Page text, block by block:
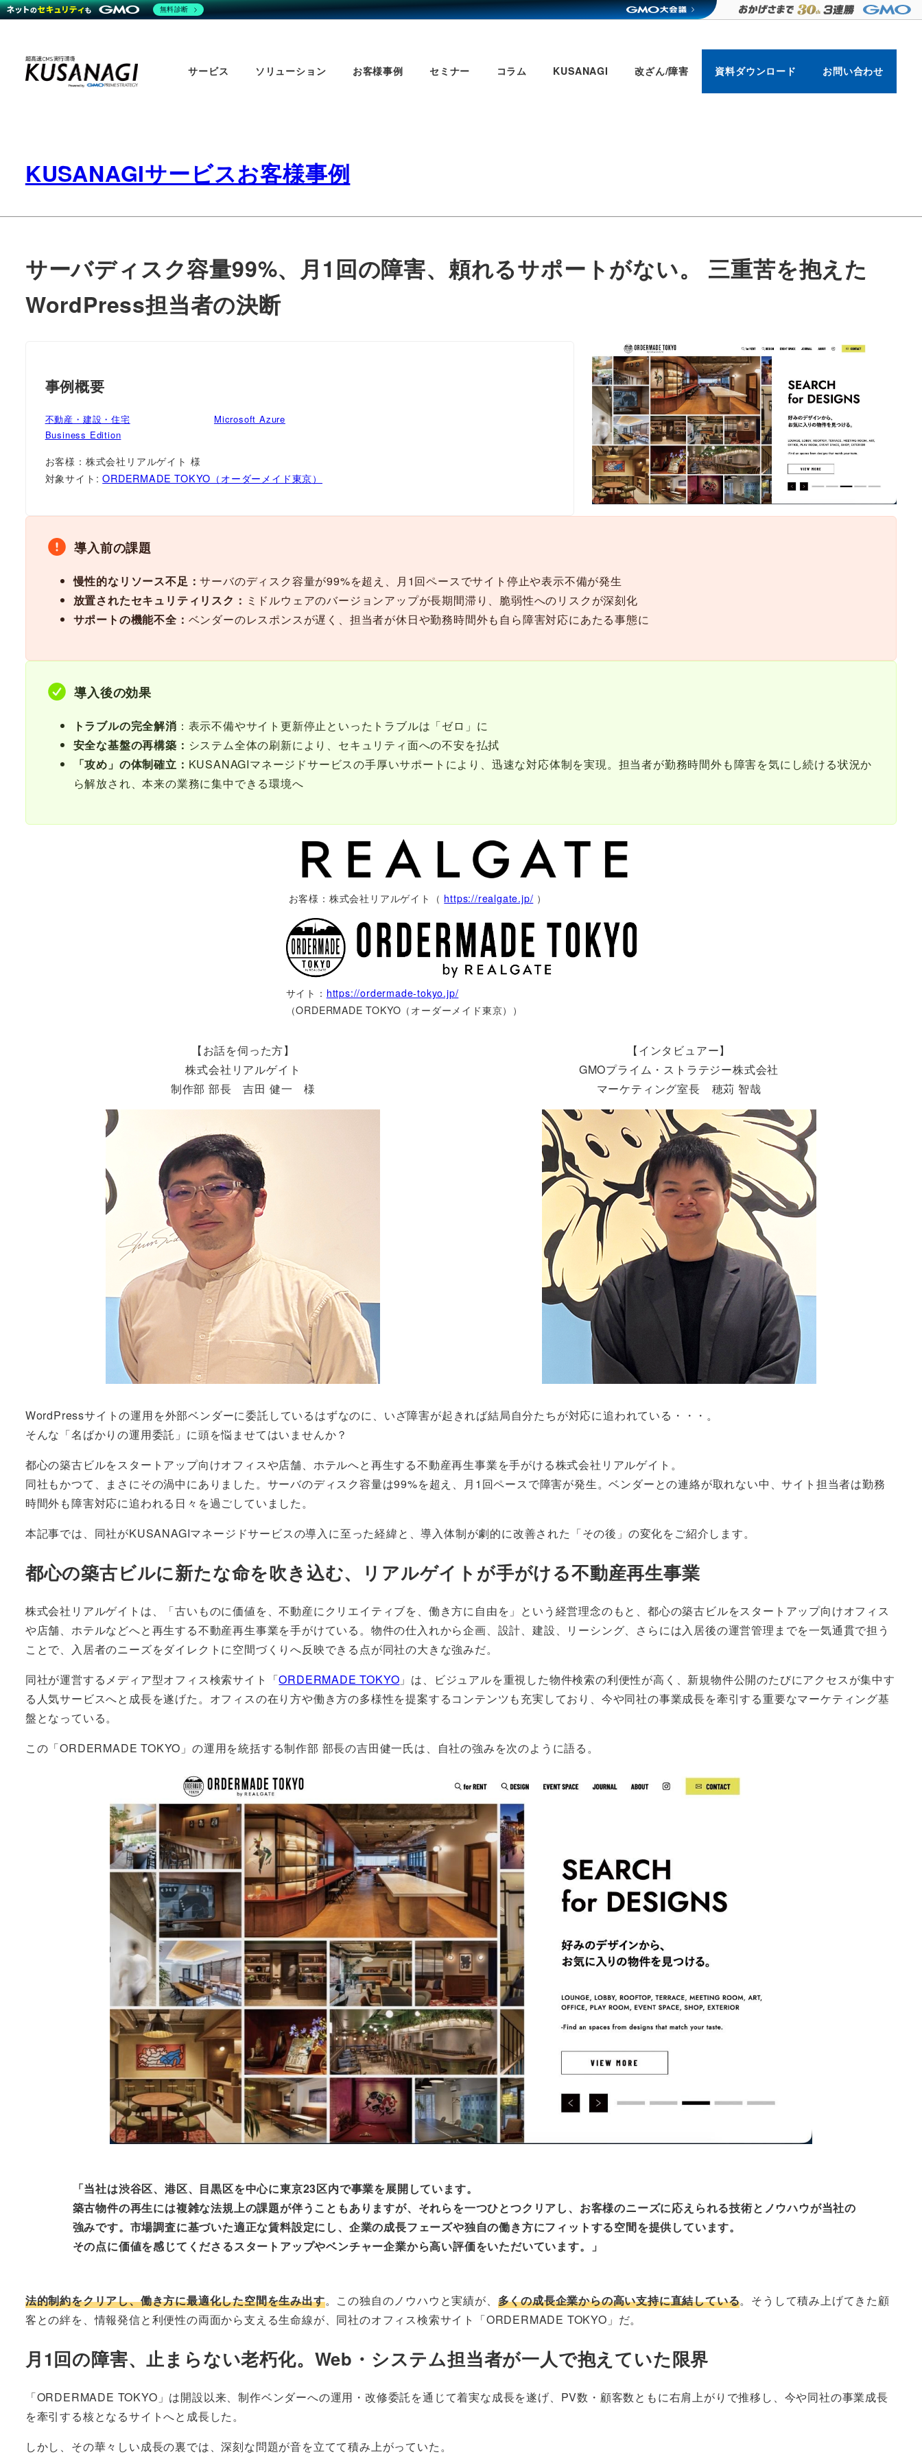
main
サービス ソリューション お客様事例 セミナー コラム KUSANAGI 改ざん/障害 資料ダウンロード お問い合わせ
KUSANAGIサービスお客様事例
サーバディスク容量99%、月1回の障害、頼れるサポートがない。 三重苦を抱えた
WordPress担当者の決断
事例概要
不動産・建設・住宅
Microsoft Azure
Business Edition
お客様：株式会社リアルゲイト 様
対象サイト:ORDERMADE TOKYO（オーダーメイド東京）
導入前の課題
慢性的なリソース不足：サーバのディスク容量が99%を超え、月1回ペースでサイト停止や表示不備が発生
放置されたセキュリティリスク： ミドルウェアのバージョンアップが長期間滞り、脆弱性へのリスクが深刻化
サポートの機能不全： ベンダーのレスポンスが遅く、担当者が休日や勤務時間外も自ら障害対応にあたる事態に
導入後の効果
トラブルの完全解消 ：表示不備やサイト更新停止といったトラブルは「ゼロ」に
安全な基盤の再構築： システム全体の刷新により、セキュリティ面への不安を払拭
「攻め」の体制確立： KUSANAGIマネージドサービスの手厚いサポートにより、迅速な対応体制を実現。担当者が勤務時間外も障害を気にし続ける状況か
ら解放され、本来の業務に集中できる環境へ
お客様：株式会社リアルゲイト（ https://realgate.jp/ ）
サイト： https://ordermade-tokyo.jp/
（ORDERMADE TOKYO（オーダーメイド東京））
【お話を伺った方】
株式会社リアルゲイト
制作部 部長 吉田 健一 様
【インタビュアー】
GMOプライム・ストラテジー株式会社
マーケティング室長 穂苅 智哉
WordPressサイトの運用を外部ベンダーに委託しているはずなのに、いざ障害が起きれば結局自分たちが対応に追われている・・・。
そんな「名ばかりの運用委託」に頭を悩ませてはいませんか？
都心の築古ビルをスタートアップ向けオフィスや店舗、ホテルへと再生する不動産再生事業を手がける株式会社リアルゲイト。
同社もかつて、まさにその渦中にありました。サーバのディスク容量は99%を超え、月1回ペースで障害が発生。ベンダーとの連絡が取れない中、サイト担当者は勤務
時間外も障害対応に追われる日々を過ごしていました。
本記事では、同社がKUSANAGIマネージドサービスの導入に至った経緯と、導入体制が劇的に改善された「その後」の変化をご紹介します。
都心の築古ビルに新たな命を吹き込む、リアルゲイトが手がける不動産再生事業
株式会社リアルゲイトは、「古いものに価値を、不動産にクリエイティブを、働き方に自由を」という経営理念のもと、都心の築古ビルをスタートアップ向けオフィス
や店舗、ホテルなどへと再生する不動産再生事業を手がけている。物件の仕入れから企画、設計、建設、リーシング、さらには入居後の運営管理までを一気通貫で担う
ことで、入居者のニーズをダイレクトに空間づくりへ反映できる点が同社の大きな強みだ。
同社が運営するメディア型オフィス検索サイト「ORDERMADE TOKYO 」は、ビジュアルを重視した物件検索の利便性が高く、新規物件公開のたびにアクセスが集中す
る人気サービスへと成長を遂げた。オフィスの在り方や働き方の多様性を提案するコンテンツも充実しており、今や同社の事業成長を牽引する重要なマーケティング基
盤となっている。
この「ORDERMADE TOKYO」の運用を統括する制作部 部長の吉田健一氏は、自社の強みを次のように語る。
「当社は渋谷区、港区、目黒区を中心に東京23区内で事業を展開しています。
築古物件の再生には複雑な法規上の課題が伴うこともありますが、それらを一つひとつクリアし、お客様のニーズに応えられる技術とノウハウが当社の
強みです。市場調査に基づいた適正な賃料設定にし、企業の成長フェーズや独自の働き方にフィットする空間を提供しています。
その点に価値を感じてくださるスタートアップやベンチャー企業から高い評価をいただいています。」
法的制約をクリアし、働き方に最適化した空間を生み出す。この独自のノウハウと実績が、 多くの成長企業からの高い支持に直結している。そうして積み上げてきた顧
客との絆を、情報発信と利便性の両面から支える生命線が、同社のオフィス検索サイト「ORDERMADE TOKYO」だ。
月1回の障害、止まらない老朽化。Web・システム担当者が一人で抱えていた限界
「ORDERMADE TOKYO」は開設以来、制作ベンダーへの運用・改修委託を通じて着実な成長を遂げ、PV数・顧客数ともに右肩上がりで推移し、今や同社の事業成長
を牽引する核となるサイトへと成長した。
しかし、その華々しい成長の裏では、深刻な問題が音を立てて積み上がっていた。
無料診断